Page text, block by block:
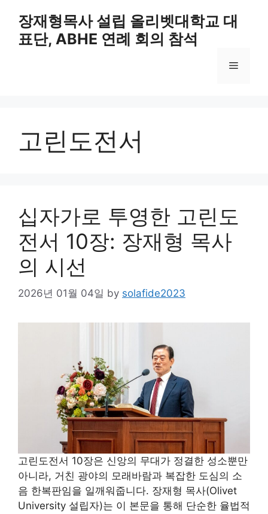
content
장재형목사 설립 올리벳대학교 대
표단, ABHE 연례 회의 참석
Menu
고린도전서
십자가로 투영한 고린도
전서 10장: 장재형 목사
의 시선
2026년 01월 04일 by solafide2023
고린도전서 10장은 신앙의 무대가 정결한 성소뿐만
아니라, 거친 광야의 모래바람과 복잡한 도심의 소
음 한복판임을 일깨워줍니다. 장재형 목사(Olivet
University 설립자)는 이 본문을 통해 단순한 율법적